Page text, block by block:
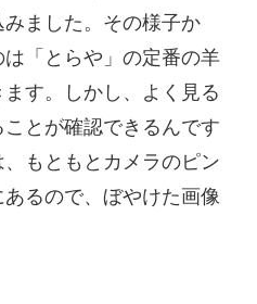
ました。その様子か
「とらや」の定番の羊
す。しかし、よく見る
とが確認できるんです
もともとカメラのピン
るので、ぼやけた画像